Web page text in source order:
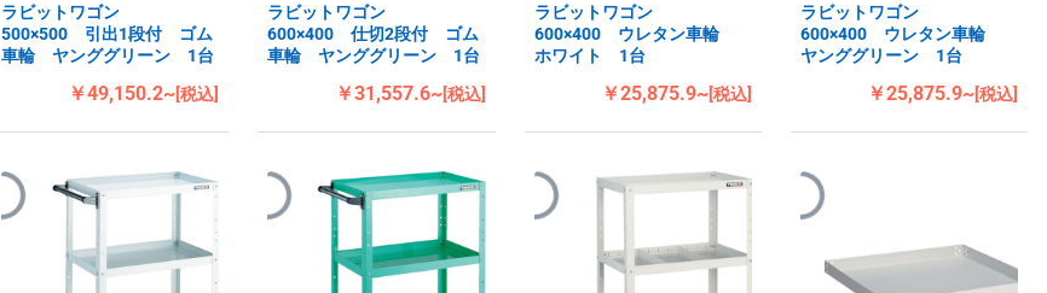
ラビットワゴン
500×500 引出1段付 ゴム
車輪 ヤンググリーン 1台
￥49,150.2~[税込]
ラビットワゴン
600×400 仕切2段付 ゴム
車輪 ヤンググリーン 1台
￥31,557.6~[税込]
ラビットワゴン
600×400 ウレタン車輪
ホワイト 1台
￥25,875.9~[税込]
ラビットワゴン
600×400 ウレタン車輪
ヤンググリーン 1台
￥25,875.9~[税込]